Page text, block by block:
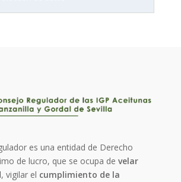
es una entidad de Derecho
de lucro, que se ocupa develar
, vigilar el cumplimiento de la